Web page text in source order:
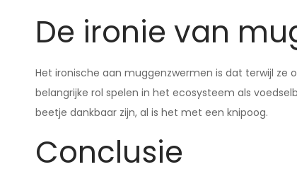
De ironie van
Het ironische aan muggenzwermen is dat terwijl ze
belangrijke rol spelen in het ecosysteem als
beetje dankbaar zijn, al is het met een knipoog.
Conclusie